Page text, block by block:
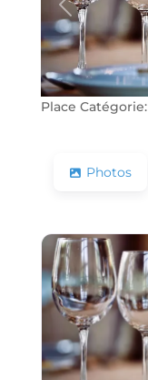
Précédente
Place Catégorie:
Photos